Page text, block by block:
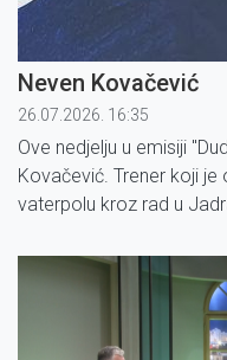
Neven Kovačević
26.07.2026. 16:35
Ove nedjelju u emisiji
Kovačević. Trener koji
vaterpolu kroz rad u
iskustvo prenosi kao